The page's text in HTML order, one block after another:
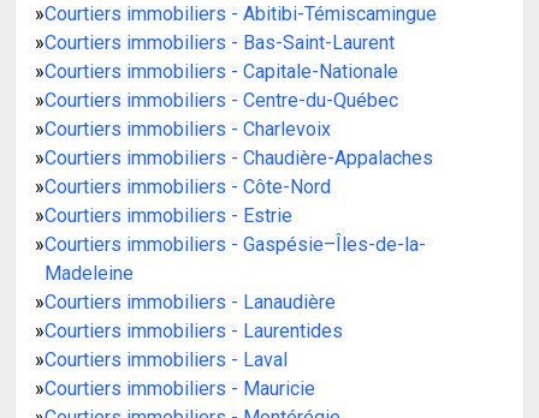
»Courtiers immobiliers - Abitibi-Témiscamingue
»Courtiers immobiliers - Bas-Saint-Laurent
»Courtiers immobiliers - Capitale-Nationale
»Courtiers immobiliers - Centre-du-Québec
»Courtiers immobiliers - Charlevoix
»Courtiers immobiliers - Chaudière-Appalaches
»Courtiers immobiliers - Côte-Nord
»Courtiers immobiliers - Estrie
»Courtiers immobiliers - Gaspésie–Îles-de-la-
Madeleine
»Courtiers immobiliers - Lanaudière
»Courtiers immobiliers - Laurentides
»Courtiers immobiliers - Laval
»Courtiers immobiliers - Mauricie